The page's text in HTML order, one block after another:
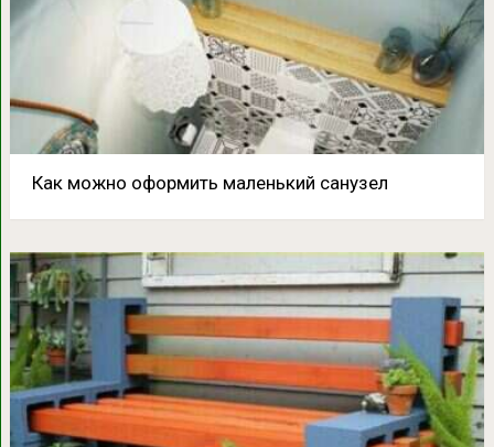
Как можно оформить маленький санузел